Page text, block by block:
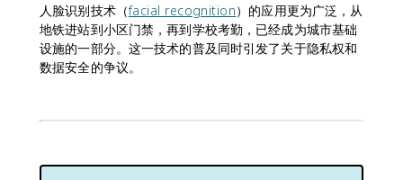
人脸识别技术（facial recognition）的应用更为广泛，从
地铁进站到小区门禁，再到学校考勤，已经成为城市基础
设施的一部分。这一技术的普及同时引发了关于隐私权和
数据安全的争议。